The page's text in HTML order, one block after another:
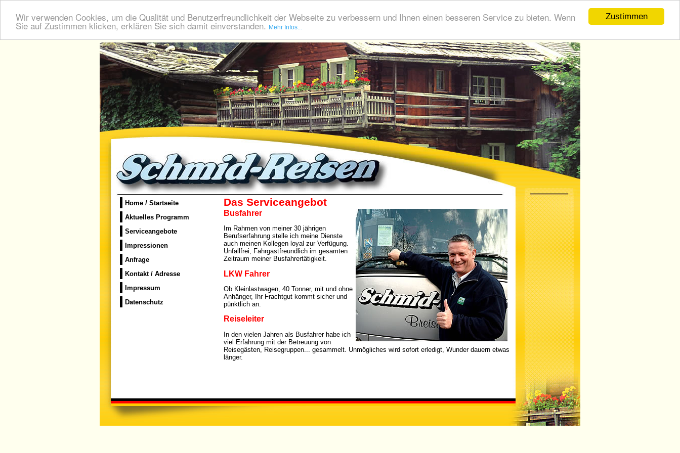
Zustimmen
Wir verwenden Cookies, um die Qualität und Benutzerfreundlichkeit der Webseite zu verbessern und Ihnen einen besseren Service zu bieten. Wenn
Sie auf Zustimmen klicken, erklären Sie sich damit einverstanden. Mehr Infos...
Home / Startseite
Aktuelles Programm
Serviceangebote
Impressionen
Anfrage
Kontakt / Adresse
Impressum
Datenschutz
Das Serviceangebot
Busfahrer
Im Rahmen von meiner 30 jährigen
Berufserfahrung stelle ich meine Dienste
auch meinen Kollegen loyal zur Verfügung.
Unfallfrei, Fahrgastfreundlich im gesamten
Zeitraum meiner Busfahrertätigkeit.
LKW Fahrer
Ob Kleinlastwagen, 40 Tonner, mit und ohne
Anhänger, Ihr Frachtgut kommt sicher und
pünktlich an.
Reiseleiter
In den vielen Jahren als Busfahrer habe ich
viel Erfahrung mit der Betreuung von
Reisegästen, Reisegruppen... gesammelt. Unmögliches wird sofort erledigt, Wunder dauern etwas
länger.